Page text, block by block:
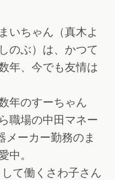
いちゃん（真木よ
のぶ）は、かつて
年、今でも友情は
年のすーちゃん
職場の中田マネー
メーカー勤務のま
中。
て働くさわ子さん